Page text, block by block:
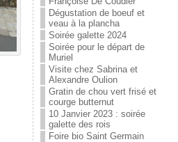
Dégustation de boeuf et
veau à la plancha
Soirée galette 2024
Soirée pour le départ de
Muriel
Visite chez Sabrina et
Alexandre Oulion
Gratin de chou vert frisé et
courge butternut
10 Janvier 2023 : soirée
galette des rois
Foire bio Saint Germain